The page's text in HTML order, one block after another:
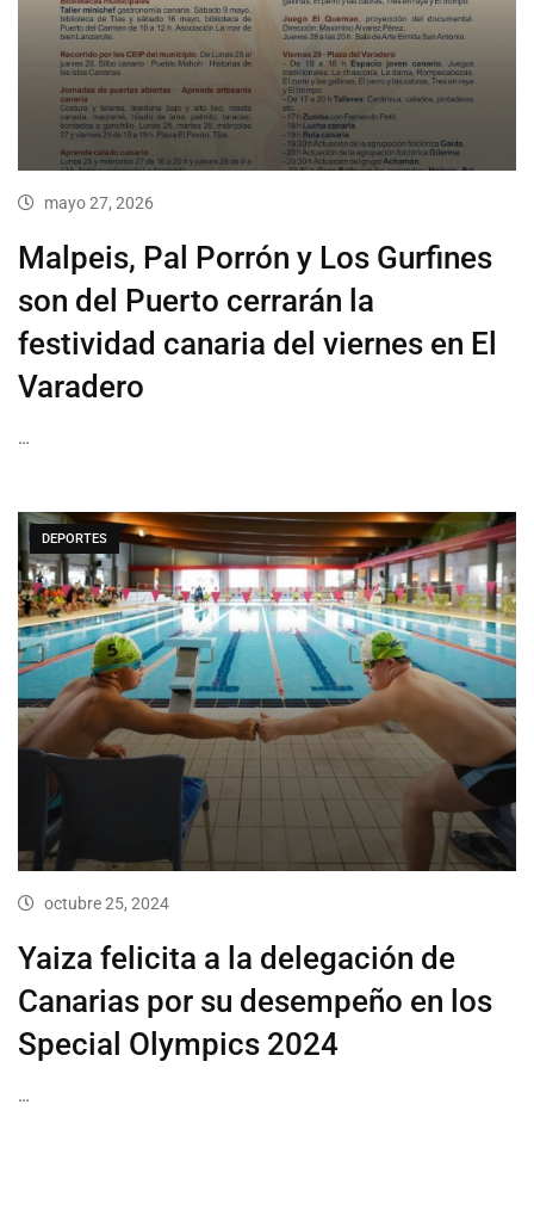
mayo 27, 2026
Malpeis, Pal Porrón y Los Gurfines
son del Puerto cerrarán la
festividad canaria del viernes en El
Varadero
…
DEPORTES
octubre 25, 2024
Yaiza felicita a la delegación de
Canarias por su desempeño en los
Special Olympics 2024
…